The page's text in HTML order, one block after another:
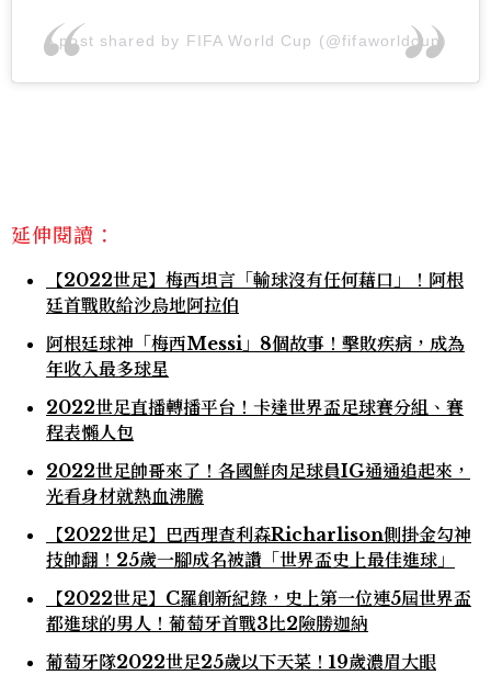
A post shared by FIFA World Cup (@fifaworldcup)
延伸閱讀：
【2022世足】梅西坦言「輸球沒有任何藉口」！阿根
廷首戰敗給沙烏地阿拉伯
阿根廷球神「梅西Messi」8個故事！擊敗疾病，成為
年收入最多球星
2022世足直播轉播平台！卡達世界盃足球賽分組、賽
程表懶人包
2022世足帥哥來了！各國鮮肉足球員IG通通追起來，
光看身材就熱血沸騰
【2022世足】巴西理查利森Richarlison側掛金勾神
技帥翻！25歲一腳成名被讚「世界盃史上最佳進球」
【2022世足】C羅創新紀錄，史上第一位連5屆世界盃
都進球的男人！葡萄牙首戰3比2險勝迦納
葡萄牙隊2022世足25歲以下天菜！19歲濃眉大眼